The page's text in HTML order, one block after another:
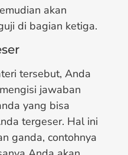
akan
di bagian ketiga.
tersebut, Anda
jawaban
yang bisa
tergeser. Hal ini
ganda, contohnya